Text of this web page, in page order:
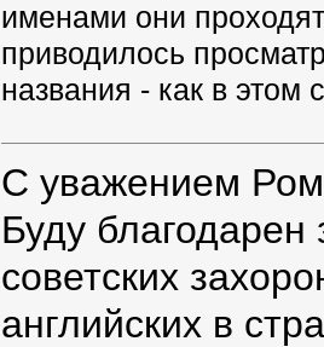
именами они
приводилось
названия - как в
С уважением
Буду
советских
английских в